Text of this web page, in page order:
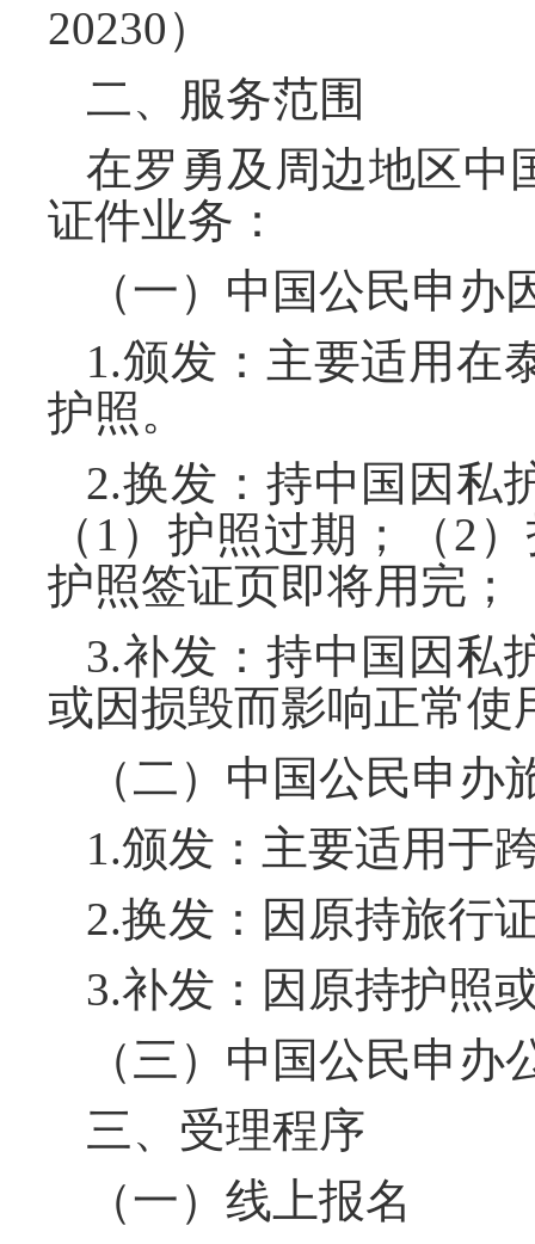
20230）
二、服务范围
在罗勇及周边地区中
证件业务：
（一）中国公民申
1.颁发：主要适用在
护照。
2.换发：持中国因私
（1）护照过期；（2
护照签证页即将用完；
3.补发：持中国因私
或因损毁而影响正常使
（二）中国公民申办
1.颁发：主要适用于
2.换发：因原持旅行
3.补发：因原持护照
（三）中国公民申办
三、受理程序
（一）线上报名